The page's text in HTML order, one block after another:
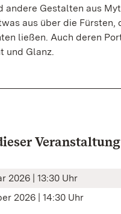
andere Gestalten aus
aus über die Fürsten,
ließen. Auch deren
und Glanz.
Veranstaltung
2026 | 13:30 Uhr
2026 | 14:30 Uhr